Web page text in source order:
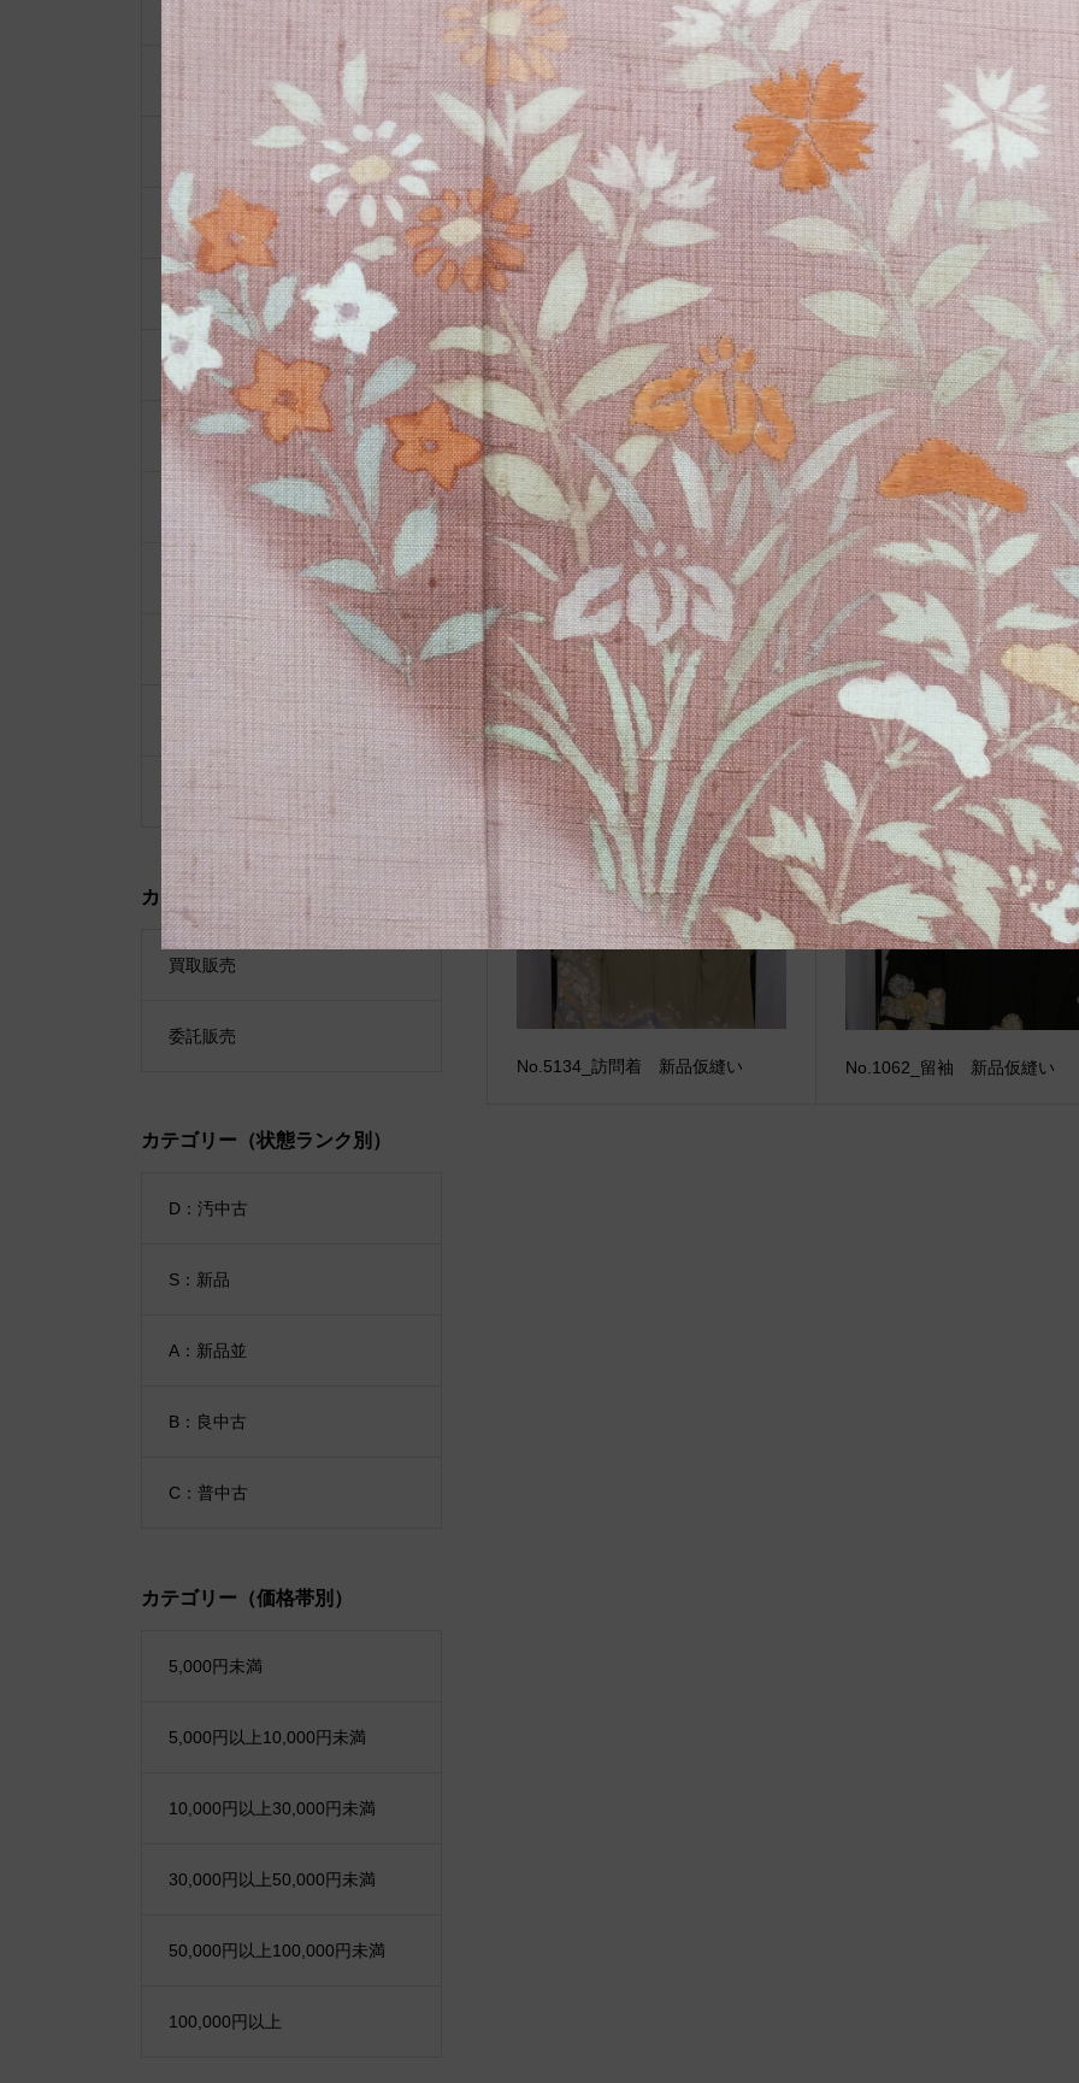
関連記事
No.5001 きもの除湿シート 1枚
入り
No.5137_留袖 新品仮縫い
No.5134_訪問着 新品仮縫い No.1062_留袖 新品仮縫い
黒留袖
付下げ
紬
小物類
袋帯
男性用着物
江戸小紋
コート（道行、雨コート）
色無地
浴衣
長襦袢
名古屋帯
カテゴリー（販売種別）
買取販売
委託販売
カテゴリー（状態ランク別）
D：汚中古
S：新品
A：新品並
B：良中古
C：普中古
カテゴリー（価格帯別）
5,000円未満
5,000円以上10,000円未満
10,000円以上30,000円未満
30,000円以上50,000円未満
50,000円以上100,000円未満
100,000円以上